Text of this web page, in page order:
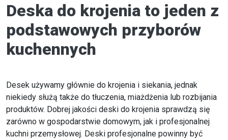
Deska do krojenia to jeden z
podstawowych przyborów
kuchennych
Desek używamy głównie do krojenia i siekania, jednak
niekiedy służą także do tłuczenia, miażdżenia lub rozbijania
produktów. Dobrej jakości deski do krojenia sprawdzą się
zarówno w gospodarstwie domowym, jak i profesjonalnej
kuchni przemysłowej. Deski profesjonalne powinny być